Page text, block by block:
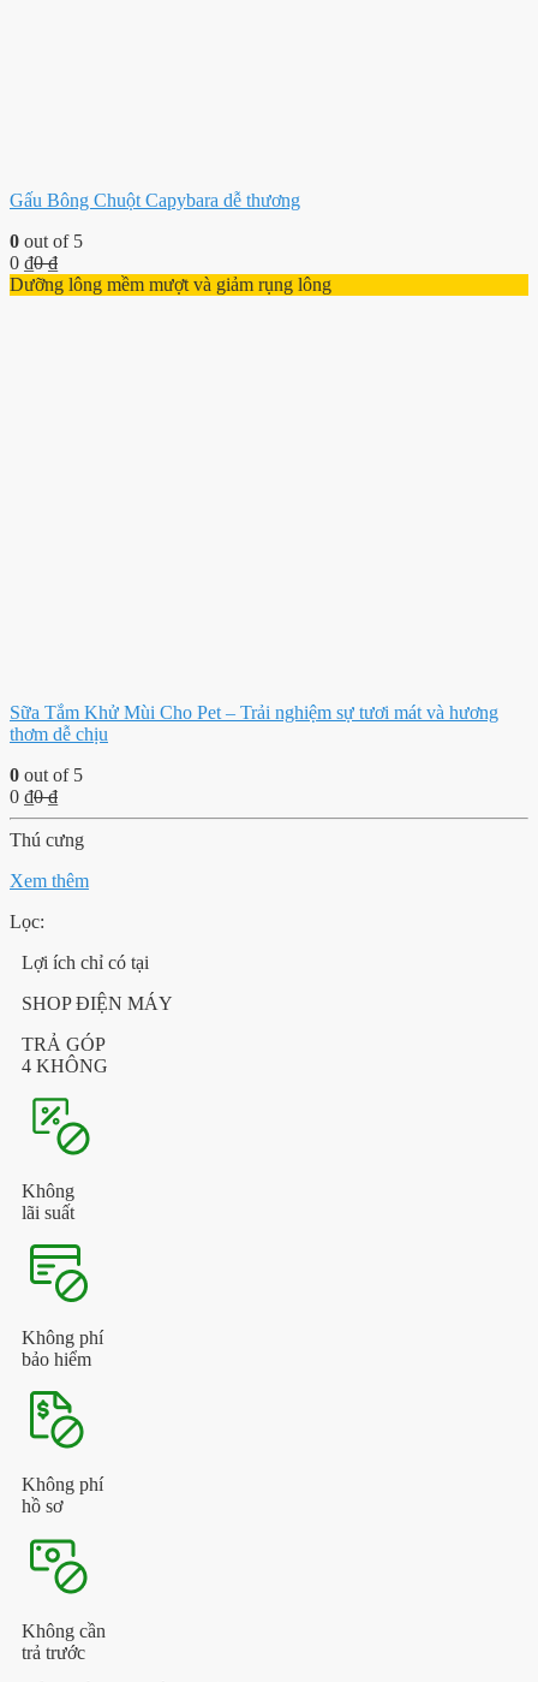
Gấu Bông Chuột Capybara dễ thương
0 out of 5
0 ₫0₫
Dưỡng lông mềm mượt và giảm rụng lông
Sữa Tắm Khử Mùi Cho Pet – Trải nghiệm sự tươi mát và hương
thơm dễ chịu
0 out of 5
0 ₫0₫
Thú cưng
Xem thêm
Lọc:
Lợi ích chỉ có tại
SHOP ĐIỆN MÁY
TRẢ GÓP
4 KHÔNG
Không
lãi suất
Không phí
bảo hiểm
Không phí
hồ sơ
Không cần
trả trước